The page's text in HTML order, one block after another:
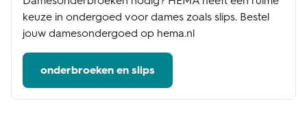
keuze in ondergoed voor dames zoals slips. Bestel
jouw damesondergoed op hema.nl
onderbroeken en slips